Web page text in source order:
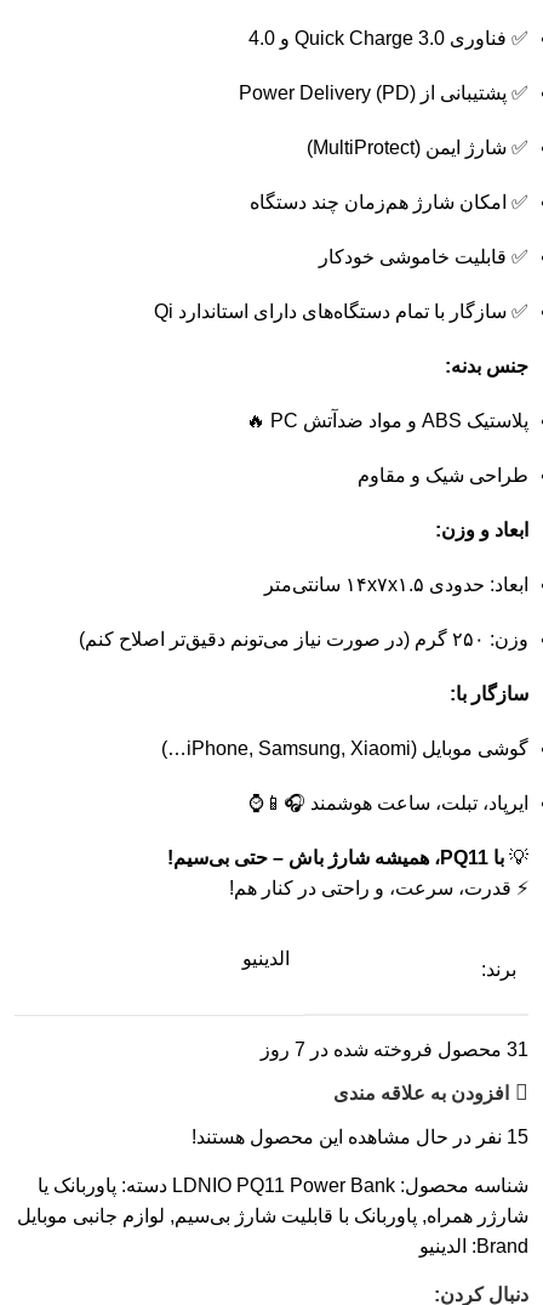
✅ فناوری Quick Charge 3.0 و 4.0
✅ پشتیبانی از Power Delivery (PD)
✅ شارژ ایمن (MultiProtect)
✅ امکان شارژ هم‌زمان چند دستگاه
✅ قابلیت خاموشی خودکار
✅ سازگار با تمام دستگاه‌های دارای استاندارد Qi
جنس بدنه:
پلاستیک ABS و مواد ضدآتش PC 🔥
طراحی شیک و مقاوم
ابعاد و وزن:
ابعاد: حدودی ۱۴x۷x۱.۵ سانتی‌متر
وزن: ۲۵۰ گرم (در صورت نیاز می‌تونم دقیق‌تر اصلاح کنم)
سازگار با:
گوشی موبایل ( iPhone, Samsung, Xiaomi…)
ایرپاد، تبلت، ساعت هوشمند 🎧📱⌚
💡 با PQ11، همیشه شارژ باش – حتی بی‌سیم!
⚡ قدرت، سرعت، و راحتی در کنار هم!
برند:
الدینیو
31 محصول فروخته شده در 7 روز
افزودن به علاقه مندی
15 نفر در حال مشاهده این محصول هستند!
شناسه محصول: LDNIO PQ11 Power Bank دسته: پاوربانک یا
شارژر همراه, پاوربانک با قابلیت شارژ بی‌سیم, لوازم جانبی موبایل
Brand:
الدینیو
دنبال کردن: